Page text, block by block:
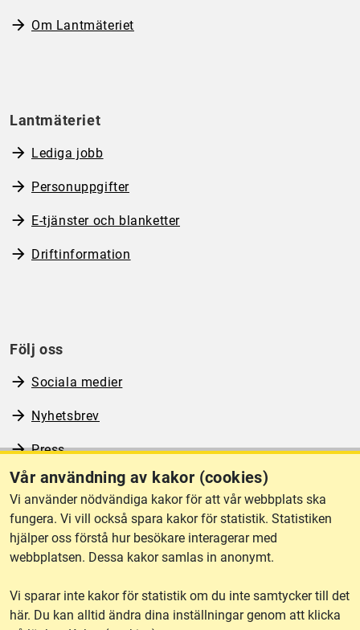
Vår användning av kakor (cookies)
Vi använder nödvändiga kakor för att vår webbplats ska
fungera. Vi vill också spara kakor för statistik. Statistiken
hjälper oss förstå hur besökare interagerar med
webbplatsen. Dessa kakor samlas in anonymt.
Vi sparar inte kakor för statistik om du inte samtycker till det
här. Du kan alltid ändra dina inställningar genom att klicka
Om Lantmäteriet
Lantmäteriet
Lediga jobb
Personuppgifter
E-tjänster och blanketter
Driftinformation
Följ oss
Sociala medier
Nyhetsbrev
Press
RSS
Om webbplatsen
Tillgänglighet